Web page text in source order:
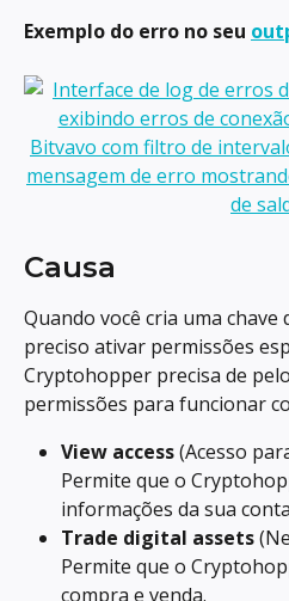
Exemplo do erro no seu
Causa
Quando você cria uma chave
preciso ativar permissões
Cryptohopper precisa de
permissões para funcionar
View access (Acesso
Permite que o
informações da sua
Trade digital assets
Permite que o
compra e venda.